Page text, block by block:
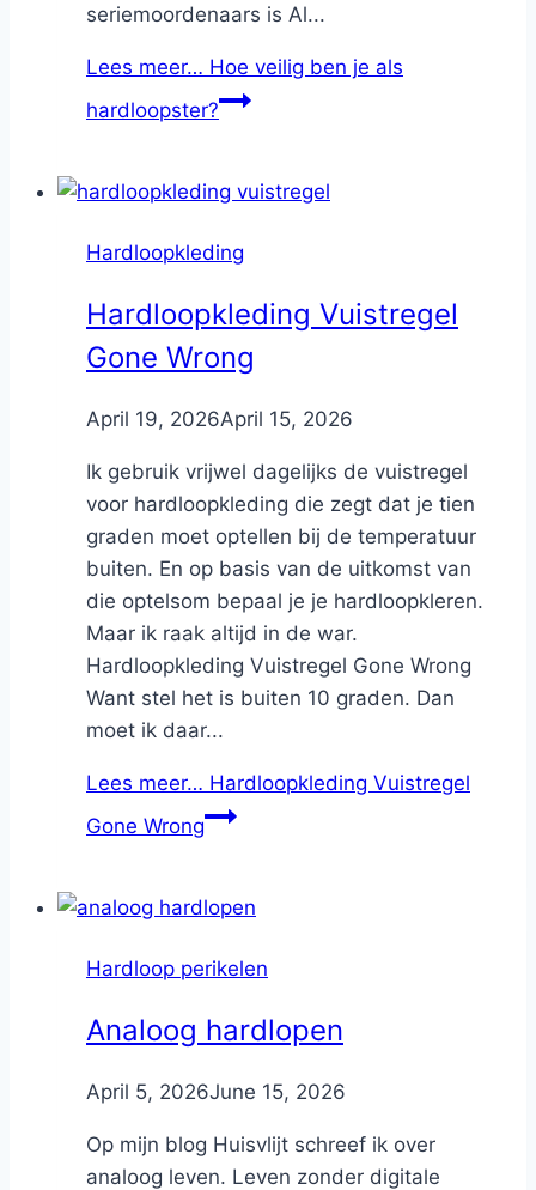
seriemoordenaars is Al...
Lees meer… Hoe veilig ben je als
hardloopster?
Hardloopkleding
Hardloopkleding Vuistregel
Gone Wrong
ByNicole
April 19, 2026April 15, 2026
Ik gebruik vrijwel dagelijks de vuistregel
voor hardloopkleding die zegt dat je tien
graden moet optellen bij de temperatuur
buiten. En op basis van de uitkomst van
die optelsom bepaal je je hardloopkleren.
Maar ik raak altijd in de war.
Hardloopkleding Vuistregel Gone Wrong
Want stel het is buiten 10 graden. Dan
moet ik daar...
Lees meer… Hardloopkleding Vuistregel
Gone Wrong
Hardloop perikelen
Analoog hardlopen
ByNicole
April 5, 2026June 15, 2026
Op mijn blog Huisvlijt schreef ik over
analoog leven. Leven zonder digitale